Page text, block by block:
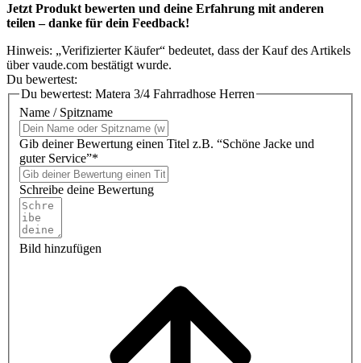
Jetzt Produkt bewerten und deine Erfahrung mit anderen
teilen – danke für dein Feedback!
Hinweis: „Verifizierter Käufer“ bedeutet, dass der Kauf des Artikels
über vaude.com bestätigt wurde.
Du bewertest:
Du bewertest: Matera 3/4 Fahrradhose Herren
Name / Spitzname
Gib deiner Bewertung einen Titel z.B. “Schöne Jacke und
guter Service”*
Schreibe deine Bewertung
Bild hinzufügen